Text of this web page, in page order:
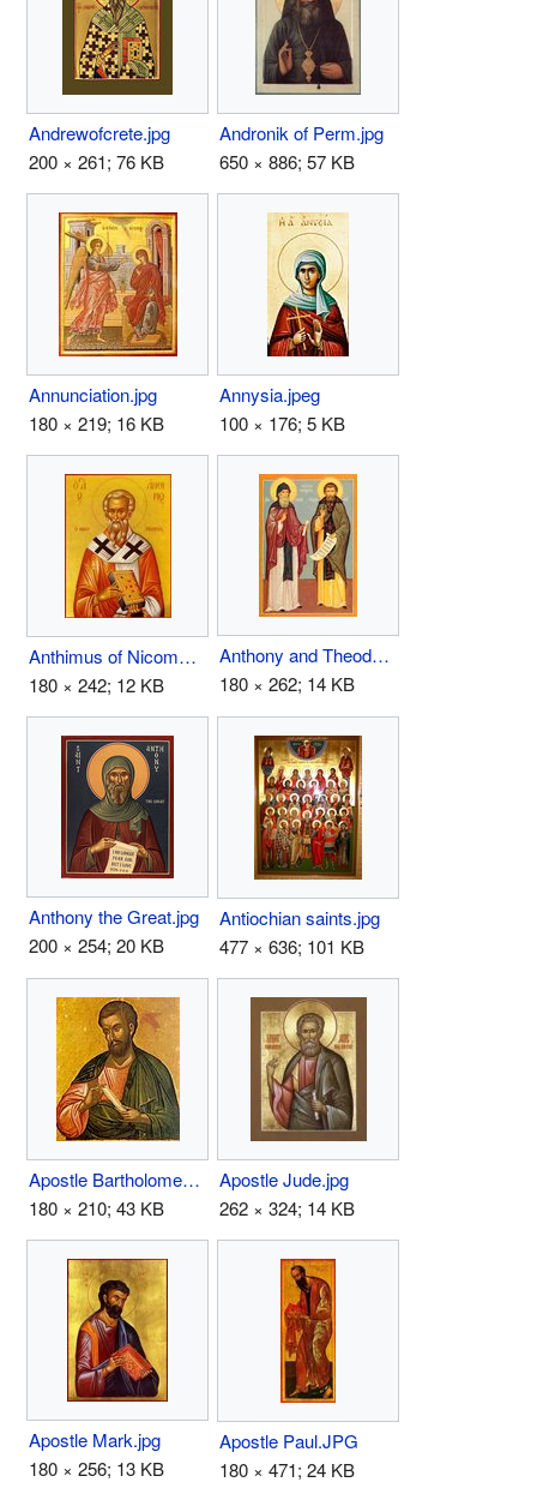
Andrewofcrete.jpg
200 × 261; 76 KB
Andronik of Perm.jpg
650 × 886; 57 KB
Annunciation.jpg
180 × 219; 16 KB
Annysia.jpeg
100 × 176; 5 KB
Anthimus of Nicomedia.jpg
180 × 242; 12 KB
Anthony and Theodosius of Kiev Caves.jpg
180 × 262; 14 KB
Anthony the Great.jpg
200 × 254; 20 KB
Antiochian saints.jpg
477 × 636; 101 KB
Apostle Bartholomew.jpg
180 × 210; 43 KB
Apostle Jude.jpg
262 × 324; 14 KB
Apostle Mark.jpg
180 × 256; 13 KB
Apostle Paul.JPG
180 × 471; 24 KB